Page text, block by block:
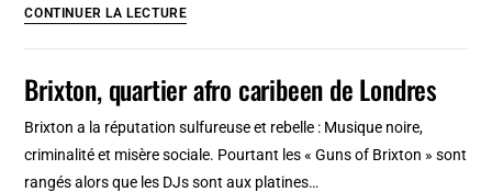
CONTINUER LA LECTURET’Mandje
Bar
gay
et
lesbien
Brixton, quartier afro caribeen de Londres
Brixton a la réputation sulfureuse et rebelle : Musique noire,
criminalité et misère sociale. Pourtant les « Guns of Brixton » sont
rangés alors que les DJs sont aux platines…